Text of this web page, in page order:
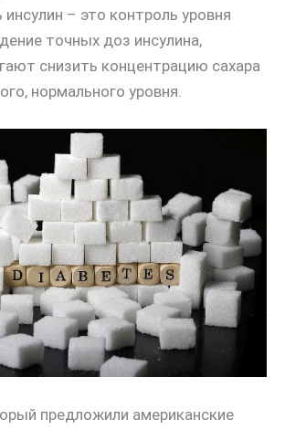
– это контроль уровня
точных доз инсулина,
снизить концентрацию сахара
нормального уровня.
предложили американские